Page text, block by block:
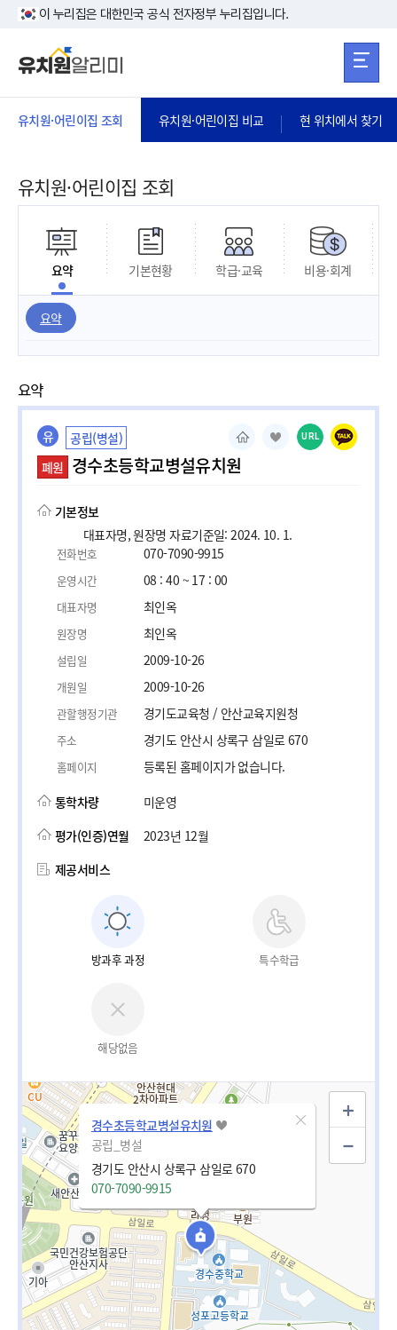
본문 바로가기
이 누리집은 대한민국 공식 전자정부 누리집입니다.
유치원·어린이집 조회 유치원·어린이집 비교 현 위치에서 찾기
유치원·어린이집 조회
요약 기본현황 학급·교육 비용·회계
요약
요약
유
공립(병설)
폐원 경수초등학교병설유치원
URL
기본정보
대표자명, 원장명 자료기준일: 2024. 10. 1.
전화번호 070-7090-9915
운영시간 08 : 40 ~ 17 : 00
대표자명 최인옥
원장명 최인옥
설립일 2009-10-26
개원일 2009-10-26
관할행정기관 경기도교육청 / 안산교육지원청
주소 경기도 안산시 상록구 삼일로 670
홈페이지
등록된 홈페이지가 없습니다.
통학차량
미운영
평가(인증)연월
2023년 12월
제공서비스
방과후 과정 특수학급
해당없음
경수초등학교병설유치원
공립_병설
경기도 안산시 상록구 삼일로 670
070-7090-9915